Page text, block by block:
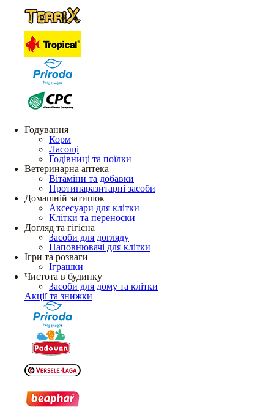
Годування
Корм
Ласощі
Годівниці та поїлки
Ветеринарна аптека
Вітаміни та добавки
Протипаразитарні засоби
Домашній затишок
Аксесуари для клітки
Клітки та переноски
Догляд та гігієна
Засоби для догляду
Наповнювачі для клітки
Ігри та розваги
Іграшки
Чистота в будинку
Засоби для дому та клітки
Акції та знижки